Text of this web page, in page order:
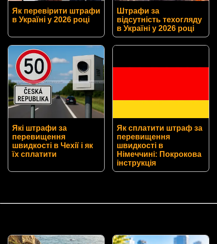
Як перевірити штрафи
в Україні у 2026 році
Штрафи за
відсутність техогляду
в Україні у 2026 році
Які штрафи за
перевищення
швидкості в Чехії і як
їх сплатити
Як сплатити штраф за
перевищення
швидкості в
Німеччині: Покрокова
інструкція